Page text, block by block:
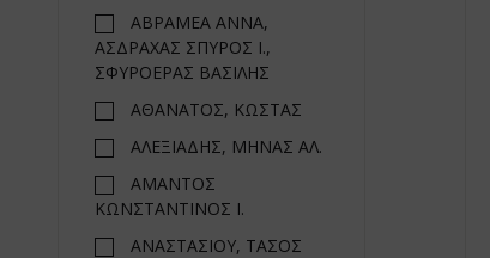
ΑΒΡΑΜΕΑ ΑΝΝΑ,
ΑΣΔΡΑΧΑΣ ΣΠΥΡΟΣ Ι.,
ΣΦΥΡΟΕΡΑΣ ΒΑΣΙΛΗΣ
ΑΘΑΝΑΤΟΣ, ΚΩΣΤΑΣ
ΑΛΕΞΙΑΔΗΣ, ΜΗΝΑΣ ΑΛ.
ΑΜΑΝΤΟΣ
ΚΩΝΣΤΑΝΤΙΝΟΣ Ι.
ΑΝΑΣΤΑΣΙΟΥ, ΤΑΣΟΣ